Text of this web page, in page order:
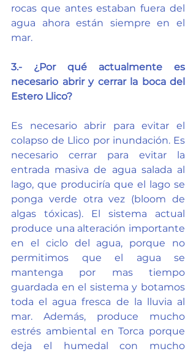
rocas que antes estaban fuera del
agua ahora están siempre en el
mar.
3.- ¿Por qué actualmente es
necesario abrir y cerrar la boca del
Estero Llico?
Es necesario abrir para evitar el
colapso de Llico por inundación. Es
necesario cerrar para evitar la
entrada masiva de agua salada al
lago, que produciría que el lago se
ponga verde otra vez (bloom de
algas tóxicas). El sistema actual
produce una alteración importante
en el ciclo del agua, porque no
permitimos que el agua se
mantenga por mas tiempo
guardada en el sistema y botamos
toda el agua fresca de la lluvia al
mar. Además, produce mucho
estrés ambiental en Torca porque
deja el humedal con mucho